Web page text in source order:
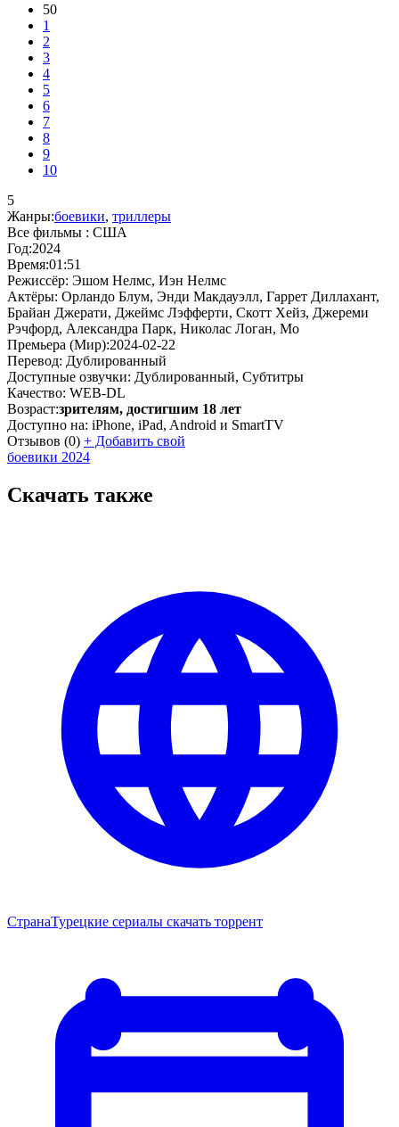
50
1
2
3
4
5
6
7
8
9
10
5
Жанры:боевики, триллеры
Все фильмы : США
Год:2024
Время:01:51
Режиссёр: Эшом Нелмс, Иэн Нелмс
Актёры: Орландо Блум, Энди Макдауэлл, Гаррет Диллахант,
Брайан Джерати, Джеймс Лэфферти, Скотт Хейз, Джереми
Рэчфорд, Александра Парк, Николас Логан, Мо
Премьера (Мир):2024-02-22
Перевод: Дублированный
Доступные озвучки: Дублированный, Субтитры
Качество: WEB-DL
Возраст:зрителям, достигшим 18 лет
Доступно на: iPhone, iPad, Android и SmartTV
Отзывов (0) + Добавить свой
боевики 2024
Скачать также
СтранаТурецкие сериалы скачать торрент